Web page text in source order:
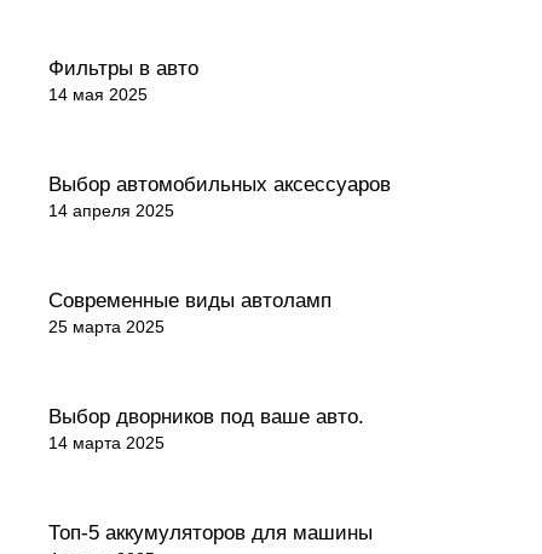
Советы покупателям
14 мая 2025
Фильтры в авто
Обзоры товаров
14 апреля 2025
Выбор автомобильных аксессуаров
Обзоры товаров
25 марта 2025
Современные виды автоламп
Обзоры товаров
14 марта 2025
Выбор дворников под ваше авто.
Обзоры товаров
Топ-5 аккумуляторов для машины